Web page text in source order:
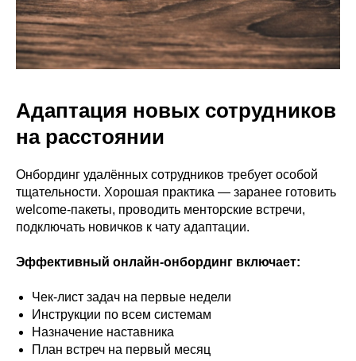
Адаптация новых сотрудников
на расстоянии
Онбординг удалённых сотрудников требует особой
тщательности. Хорошая практика — заранее готовить
welcome-пакеты, проводить менторские встречи,
подключать новичков к чату адаптации.
Эффективный онлайн-онбординг включает:
Чек-лист задач на первые недели
Инструкции по всем системам
Назначение наставника
План встреч на первый месяц